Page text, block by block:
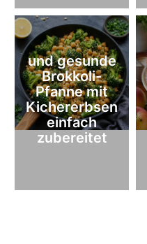
und gesunde
Brokkoli-
Pfanne mit
Kichererbsen
einfach
zubereitet